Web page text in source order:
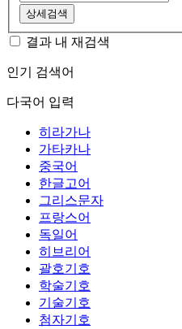
상세검색
결과 내 재검색
인기 검색어
다국어 입력
히라가나
가타카나
중국어
한글고어
그리스문자
프랑스어
독일어
히브리어
괄호기호
학술기호
기술기호
첨자기호